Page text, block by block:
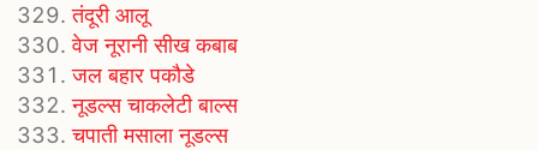
तंदूरी आलू
वेज नूरानी सीख कबाब
जल बहार पकौडे
नूडल्स चाकलेटी बाल्स
चपाती मसाला नूडल्स